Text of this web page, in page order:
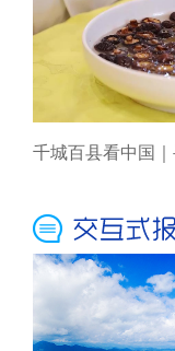
千城百县看中国